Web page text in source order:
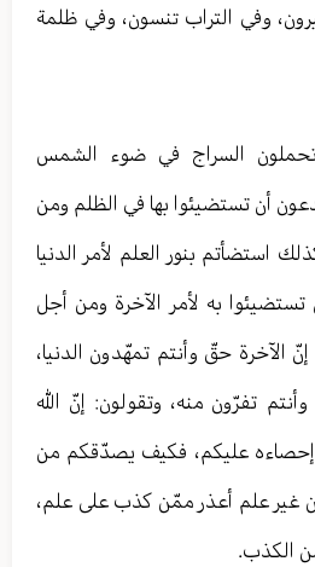
وفي التراب تنسون، وفي ظلمة
تحملون السراج في ضوء الشمس
أن تستضيئوا بها في الظلم ومن
بنور العلم لأمر الدنيا
تستضيئوا به لأمر الآخرة ومن أجل
الآخرة حقّ وأنتم تمهّدون الدنيا،
تفرّون منه، وتقولون: إنّ الله
عليكم، فكيف يصدّقكم من
علم أعذر ممّن كذب على علم،
الكذب.